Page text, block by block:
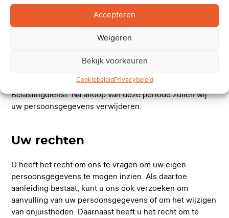
Accepteren
Weigeren
Bekijk voorkeuren
Cookiebeleid Privacybeleid
laatste contact worden verwijderd. Bent u wel klant bij
ons geworden of wij bij u, dan zullen wij uw
persoonsgegevens bewaren voor de duur van zeven
overeenkomst met u volledig is uitgevoerd. De periode
wij verplicht zijn onze administratie te bewaren voor de
Belastingdienst. Na afloop van deze periode zullen wij
uw persoonsgegevens verwijderen.
Uw rechten
U heeft het recht om ons te vragen om uw eigen
persoonsgegevens te mogen inzien. Als daartoe
aanleiding bestaat, kunt u ons ook verzoeken om
aanvulling van uw persoonsgegevens of om het wijzigen
van onjuistheden. Daarnaast heeft u het recht om te